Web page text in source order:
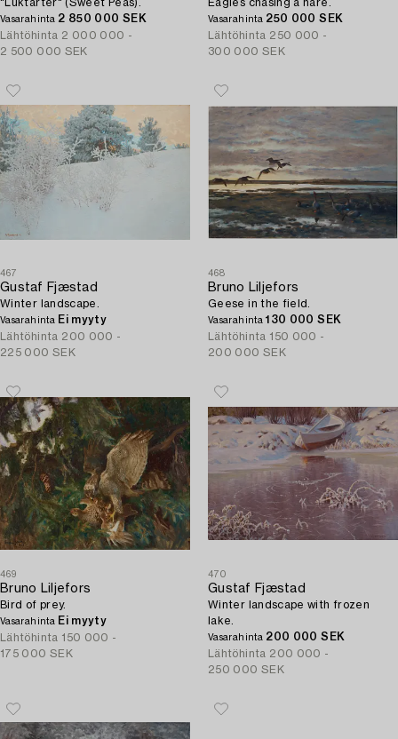
"Luktärter" (Sweet Peas).
Vasarahinta 2 850 000 SEK
Lähtöhinta 2 000 000 -
2 500 000 SEK
Eagles chasing a hare.
Vasarahinta 250 000 SEK
Lähtöhinta 250 000 -
300 000 SEK
467
Gustaf Fjæstad
Winter landscape.
Vasarahinta Ei myyty
Lähtöhinta 200 000 -
225 000 SEK
468
Bruno Liljefors
Geese in the field.
Vasarahinta130 000 SEK
Lähtöhinta 150 000 -
200 000 SEK
469
Bruno Liljefors
Bird of prey.
Vasarahinta Ei myyty
Lähtöhinta 150 000 -
175 000 SEK
470
Gustaf Fjæstad
Winter landscape with frozen
lake.
Vasarahinta 200 000 SEK
Lähtöhinta 200 000 -
250 000 SEK